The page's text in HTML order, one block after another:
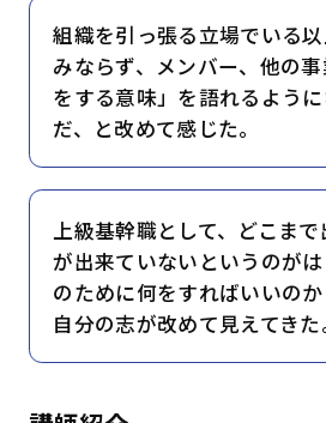
組織を引っ張る立場でいる
みならず、メンバー、他の
をする意味」を語れるよう
だ、と改めて感じた。
上級基幹職として、どこま
が出来ていないというのが
のために何をすればいいのか
自分の志が改めて見えてきた